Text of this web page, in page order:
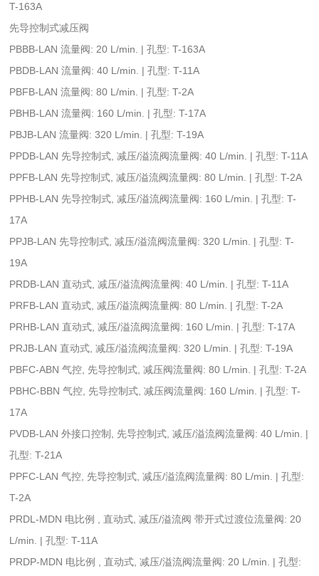
T-163A
先导控制式减压阀
PBBB-LAN 流量阀: 20 L/min. | 孔型: T-163A
PBDB-LAN 流量阀: 40 L/min. | 孔型: T-11A
PBFB-LAN 流量阀: 80 L/min. | 孔型: T-2A
PBHB-LAN 流量阀: 160 L/min. | 孔型: T-17A
PBJB-LAN 流量阀: 320 L/min. | 孔型: T-19A
PPDB-LAN 先导控制式, 减压/溢流阀流量阀: 40 L/min. | 孔型: T-11A
PPFB-LAN 先导控制式, 减压/溢流阀流量阀: 80 L/min. | 孔型: T-2A
PPHB-LAN 先导控制式, 减压/溢流阀流量阀: 160 L/min. | 孔型: T-
17A
PPJB-LAN 先导控制式, 减压/溢流阀流量阀: 320 L/min. | 孔型: T-
19A
PRDB-LAN 直动式, 减压/溢流阀流量阀: 40 L/min. | 孔型: T-11A
PRFB-LAN 直动式, 减压/溢流阀流量阀: 80 L/min. | 孔型: T-2A
PRHB-LAN 直动式, 减压/溢流阀流量阀: 160 L/min. | 孔型: T-17A
PRJB-LAN 直动式, 减压/溢流阀流量阀: 320 L/min. | 孔型: T-19A
PBFC-ABN 气控, 先导控制式, 减压阀流量阀: 80 L/min. | 孔型: T-2A
PBHC-BBN 气控, 先导控制式, 减压阀流量阀: 160 L/min. | 孔型: T-
17A
PVDB-LAN 外接口控制, 先导控制式, 减压/溢流阀流量阀: 40 L/min. |
孔型: T-21A
PPFC-LAN 气控, 先导控制式, 减压/溢流阀流量阀: 80 L/min. | 孔型:
T-2A
PRDL-MDN 电比例 , 直动式, 减压/溢流阀 带开式过渡位流量阀: 20
L/min. | 孔型: T-11A
PRDP-MDN 电比例 , 直动式, 减压/溢流阀流量阀: 20 L/min. | 孔型: